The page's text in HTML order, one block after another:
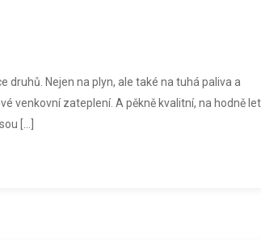
druhů. Nejen na plyn, ale také na tuhá paliva a
venkovní zateplení. A pěkně kvalitní, na hodně
[…]